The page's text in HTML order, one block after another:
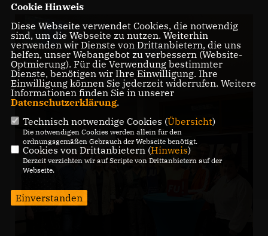
Cookie Hinweis
Diese Webseite verwendet Cookies, die notwendig
sind, um die Webseite zu nutzen. Weiterhin
verwenden wir Dienste von Drittanbietern, die uns
helfen, unser Webangebot zu verbessern (Website-
Optmierung). Für die Verwendung bestimmter
Dienste, benötigen wir Ihre Einwilligung. Ihre
Einwilligung können Sie jederzeit widerrufen. Weitere
Informationen finden Sie in unserer
Datenschutzerklärung.
Technisch notwendige Cookies (Übersicht)
Die notwendigen Cookies werden allein für den
ordnungsgemäßen Gebrauch der Webseite benötigt.
Cookies von Drittanbietern (Hinweis)
Derzeit verzichten wir auf Scripte von Drittanbietern auf der
Webseite.
Einverstanden